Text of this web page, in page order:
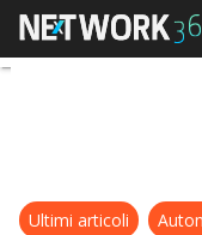
Ultimi articoli